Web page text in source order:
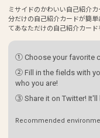
ミサイドのかわいい自己紹介
分だけの自己紹介カードが簡
てあなただけの自己紹介カード
① Choose your favorite
② Fill in the fields with
who you are!
③ Share it on Twitter!
Recommended